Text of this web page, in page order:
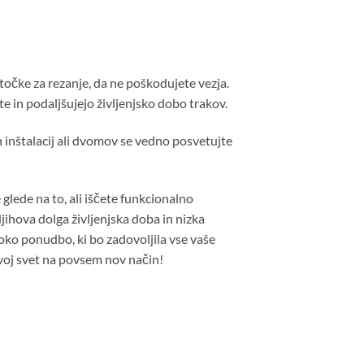
za rezanje, da ne poškodujete vezja.
in podaljšujejo življenjsko dobo trakov.
ali dvomov se vedno posvetujte
na to, ali iščete funkcionalno
dolga življenjska doba in nizka
ponudbo, ki bo zadovoljila vse vaše
svet na povsem nov način!